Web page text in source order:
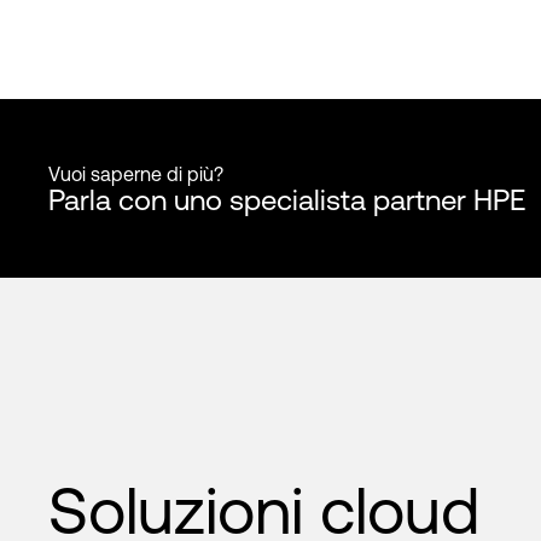
Vuoi saperne di più?
Parla con uno specialista partner HPE
Soluzioni cloud